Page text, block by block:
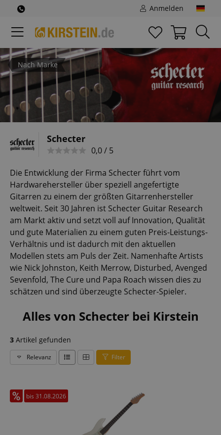
Anmelden
Nach Marke
Schecter
0,0 / 5
Die Entwicklung der Firma Schecter führt vom
Hardwarehersteller über speziell angefertigte
Gitarren zu einem der größten Gitarrenhersteller
weltweit. Seit 30 Jahren ist Schecter Guitar Research
am Markt aktiv und setzt voll auf Innovation, Qualität
und gute Materialien zu einem guten Preis-Leistungs-
Verhältnis und ist dadurch mit den aktuellen
Modellen stets am Puls der Zeit. Namenhafte Artists
wie Nick Johnston, Keith Merrow, Disturbed, Avenged
Sevenfold, The Cure und Papa Roach wissen dies zu
schätzen und sind überzeugte Schecter-Spieler.
Alles von Schecter bei Kirstein
3 Artikel gefunden
Relevanz Filter
bis 31.08.2026